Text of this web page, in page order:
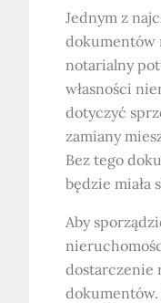
Jednym z
dokumentów
notarialny
własności
dotyczyć
zamiany
Bez tego
będzie miała
Aby
dostarczenie